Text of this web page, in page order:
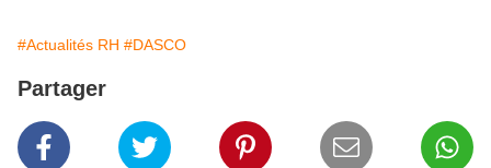
#Actualités RH #DASCO
Partager